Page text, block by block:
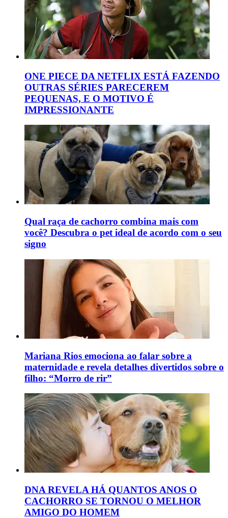
ONE PIECE DA NETFLIX ESTÁ FAZENDO
OUTRAS SÉRIES PARECEREM
PEQUENAS, E O MOTIVO É
IMPRESSIONANTE
Qual raça de cachorro combina mais com
você? Descubra o pet ideal de acordo com o seu
signo
Mariana Rios emociona ao falar sobre a
maternidade e revela detalhes divertidos sobre o
filho: “Morro de rir”
DNA REVELA HÁ QUANTOS ANOS O
CACHORRO SE TORNOU O MELHOR
AMIGO DO HOMEM